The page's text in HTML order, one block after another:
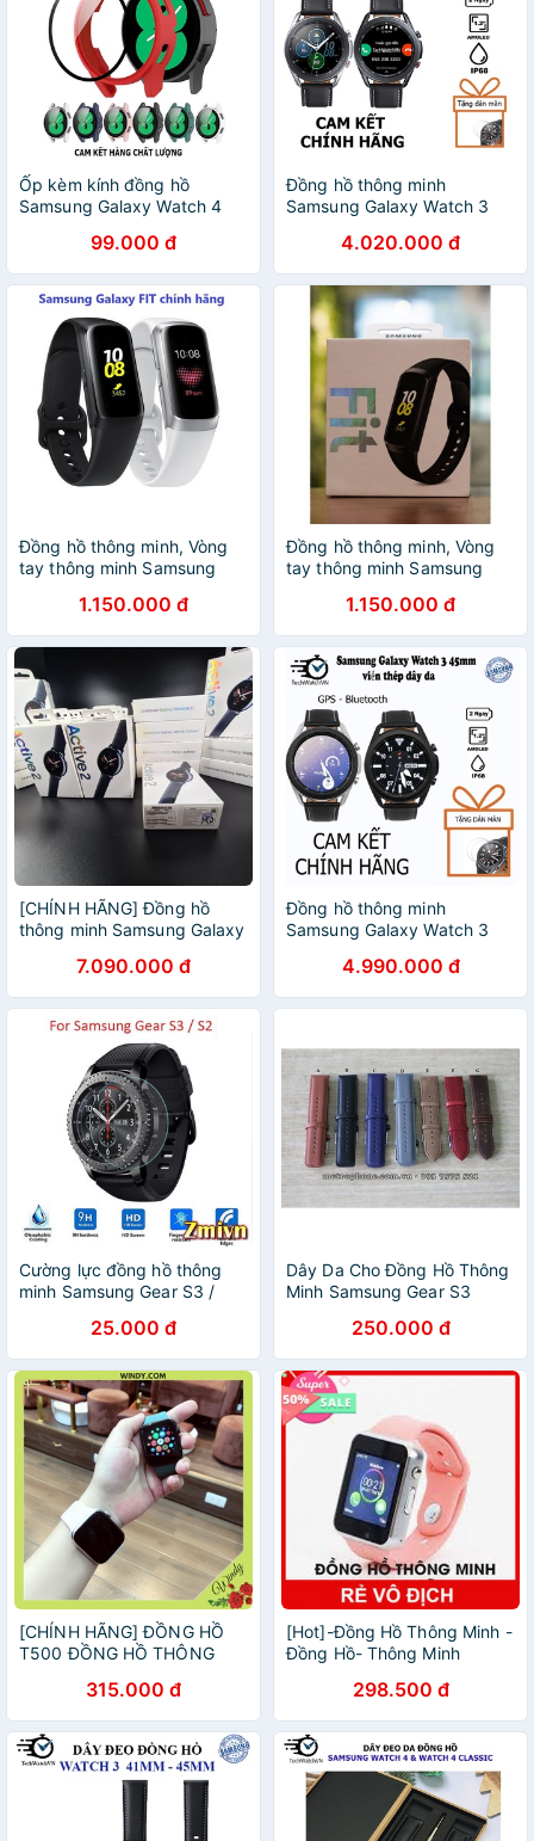
Ốp kèm kính đồng hồ
Samsung Galaxy Watch 4
99.000 đ
Đồng hồ thông minh
Samsung Galaxy Watch 3
Chính hãng Samsung
4.020.000 đ
Đồng hồ thông minh, Vòng
tay thông minh Samsung
hãng Samsung
1.150.000 đ
Đồng hồ thông minh, Vòng
tay thông minh Samsung
Samsung1.150.000 đ
[CHÍNH HÃNG] Đồng hồ
thông minh Samsung Galaxy
hàng Samsung VN
7.090.000 đ
Đồng hồ thông minh
Samsung Galaxy Watch 3
GPS Chính hãng Samsung
4.990.000 đ
Cường lực đồng hồ thông
minh Samsung Gear S3 /
25.000 đ
Dây Da Cho Đồng Hồ Thông
Minh Samsung Gear S3
250.000 đ
[CHÍNH HÃNG] ĐỒNG HỒ
T500 ĐỒNG HỒ THÔNG
315.000 đ
[Hot]-Đồng Hồ Thông Minh -
Đồng Hồ- Thông Minh
298.500 đ